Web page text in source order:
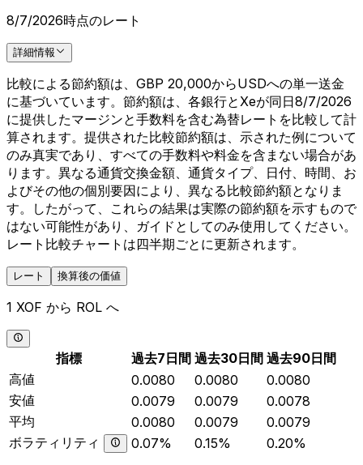
8/7/2026時点のレート
詳細情報
比較による節約額は、GBP 20,000からUSDへの単一送金
に基づいています。節約額は、各銀行とXeが同日8/7/2026
に提供したマージンと手数料を含む為替レートを比較して計
算されます。提供された比較節約額は、示された例について
のみ真実であり、すべての手数料や料金を含まない場合があ
ります。異なる通貨交換金額、通貨タイプ、日付、時間、お
よびその他の個別要因により、異なる比較節約額となりま
す。したがって、これらの結果は実際の節約額を示すもので
はない可能性があり、ガイドとしてのみ使用してください。
レート比較チャートは四半期ごとに更新されます。
レート 換算後の価値
1 XOF から ROL へ
指標 過去7日間 過去30日間 過去90日間
高値
0.0080 0.0080
0.0080
安値
0.0079 0.0079
0.0078
平均
0.0080 0.0079
0.0079
ボラティリティ
0.07% 0.15% 0.20%